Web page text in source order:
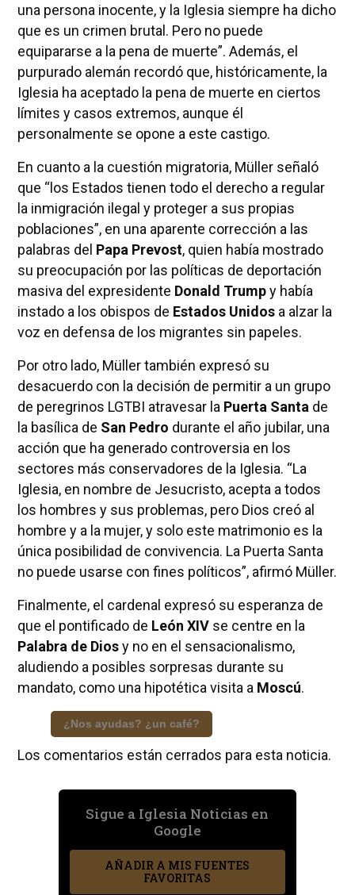
una persona inocente, y la Iglesia siempre ha dicho
que es un crimen brutal. Pero no puede
equipararse a la pena de muerte”. Además, el
purpurado alemán recordó que, históricamente, la
Iglesia ha aceptado la pena de muerte en ciertos
límites y casos extremos, aunque él
personalmente se opone a este castigo.
En cuanto a la cuestión migratoria, Müller señaló
que “los Estados tienen todo el derecho a regular
la inmigración ilegal y proteger a sus propias
poblaciones”, en una aparente corrección a las
palabras del Papa Prevost, quien había mostrado
su preocupación por las políticas de deportación
masiva del expresidente Donald Trumpy había
instado a los obispos de Estados Unidosa alzar la
voz en defensa de los migrantes sin papeles.
Por otro lado, Müller también expresó su
desacuerdo con la decisión de permitir a un grupo
de peregrinos LGTBI atravesar la Puerta Santa de
la basílica de San Pedro durante el año jubilar, una
acción que ha generado controversia en los
sectores más conservadores de la Iglesia. “La
Iglesia, en nombre de Jesucristo, acepta a todos
los hombres y sus problemas, pero Dios creó al
hombre y a la mujer, y solo este matrimonio es la
única posibilidad de convivencia. La Puerta Santa
no puede usarse con fines políticos”, afirmó Müller.
Finalmente, el cardenal expresó su esperanza de
que el pontificado de León XIVse centre en la
Palabra de Diosy no en el sensacionalismo,
aludiendo a posibles sorpresas durante su
mandato, como una hipotética visita a Moscú.
¿Nos ayudas? ¿un café?
Los comentarios están cerrados para esta noticia.
Sigue a Iglesia Noticias en
Google
AÑADIR A MIS FUENTES
FAVORITAS